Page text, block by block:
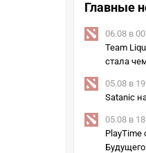
Главные
06.08 в
Team
стала
05.08 в
Satanic
05.08 в
PlayTime